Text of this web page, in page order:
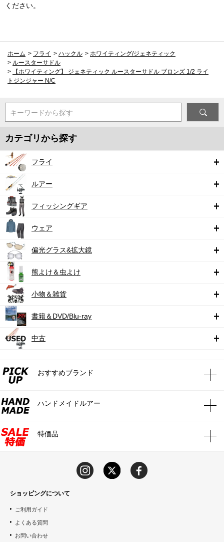
ください。
ホーム > フライ > ハックル > ホワイティング/ジェネティック
> ルースターサドル
>
【ホワイティング】 ジェネティック ルースターサドル ブロンズ 1/2 ライ
トジンジャー N/C
キーワードから探す
カテゴリから探す
フライ
ルアー
フィッシングギア
ウェア
偏光グラス&拡大鏡
熊よけ＆虫よけ
小物＆雑貨
書籍＆DVD/Blu-ray
中古
おすすめブランド
ハンドメイドルアー
特価品
ショッピングについて
ご利用ガイド
よくある質問
お問い合わせ